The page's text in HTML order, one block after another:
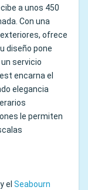
a unos 450
Con una
ofrece
diseño pone
servicio
encarna el
elegancia
le permiten
el Seabourn